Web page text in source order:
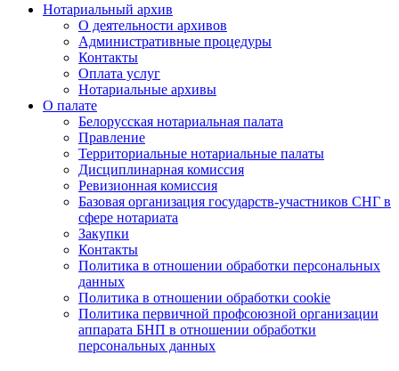
Нотариальный архив
О деятельности архивов
Административные процедуры
Контакты
Оплата услуг
Нотариальные архивы
О палате
Белорусская нотариальная палата
Правление
Территориальные нотариальные палаты
Дисциплинарная комиссия
Ревизионная комиссия
Базовая организация государств-участников СНГ в
сфере нотариата
Закупки
Контакты
Политика в отношении обработки персональных
данных
Политика в отношении обработки cookie
Политика первичной профсоюзной организации
аппарата БНП в отношении обработки
персональных данных